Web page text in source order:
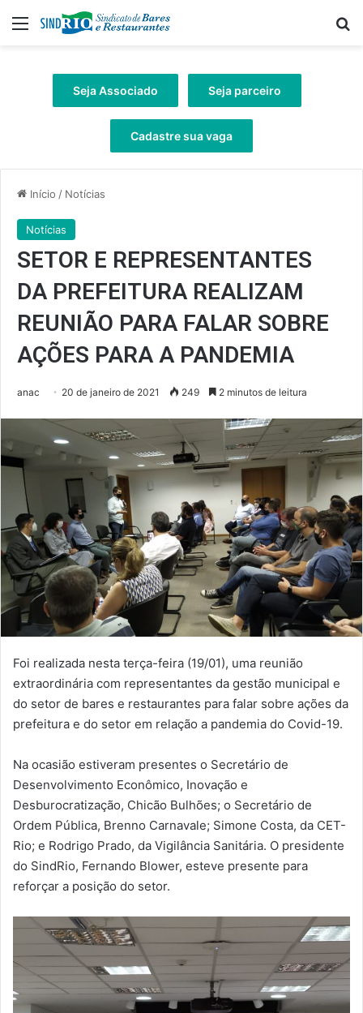
Menu
Seja Associado Seja parceiro
Cadastre sua vaga
Início / Notícias
Notícias
SETOR E REPRESENTANTES
DA PREFEITURA REALIZAM
REUNIÃO PARA FALAR SOBRE
AÇÕES PARA A PANDEMIA
anac 20 de janeiro de 2021 249 2 minutos de leitura
Foi realizada nesta terça-feira (19/01), uma reunião
extraordinária com representantes da gestão municipal e
do setor de bares e restaurantes para falar sobre ações da
prefeitura e do setor em relação a pandemia do Covid-19.
Na ocasião estiveram presentes o Secretário de
Desenvolvimento Econômico, Inovação e
Desburocratização, Chicão Bulhões; o Secretário de
Ordem Pública, Brenno Carnavale; Simone Costa, da CET-
Rio; e Rodrigo Prado, da Vigilância Sanitária. O presidente
do SindRio, Fernando Blower, esteve presente para
reforçar a posição do setor.